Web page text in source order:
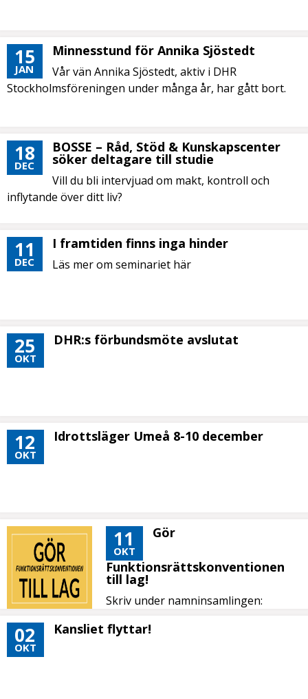
15
JAN
Minnesstund för Annika Sjöstedt
Vår vän Annika Sjöstedt, aktiv i DHR
Stockholmsföreningen under många år, har gått bort.
18
DEC
BOSSE – Råd, Stöd & Kunskapscenter
söker deltagare till studie
Vill du bli intervjuad om makt, kontroll och
inflytande över ditt liv?
11
DEC
I framtiden finns inga hinder
Läs mer om seminariet här
25
OKT
DHR:s förbundsmöte avslutat
12
OKT
Idrottsläger Umeå 8-10 december
11
OKT
Gör
Funktionsrättskonventionen
till lag!
Skriv under namninsamlingen:
02
OKT
Kansliet flyttar!